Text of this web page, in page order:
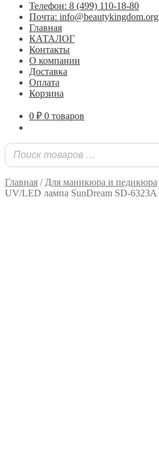
Телефон: 8 (499) 110-18-80
Почта: info@beautykingdom.org
Главная
КАТАЛОГ
Контакты
О компании
Доставка
Оплата
Корзина
0 ₽ 0 товаров
Главная / Для маникюра и педикюра
UV/LED лампа SunDream SD-6323A